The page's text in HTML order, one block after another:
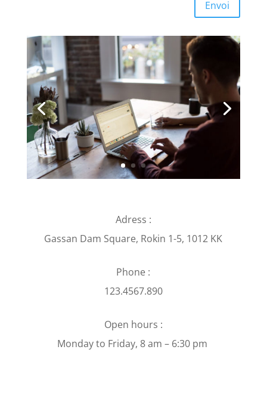
Envoi
Adress :
Gassan Dam Square, Rokin 1-5, 1012 KK
Phone :
123.4567.890
Open hours :
Monday to Friday, 8 am – 6:30 pm